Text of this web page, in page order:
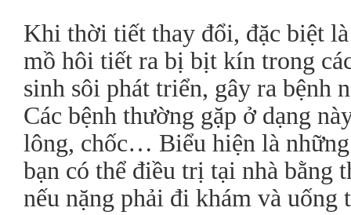
Khi thời tiết thay đổi, đặc biệt
mồ hôi tiết ra bị bịt kín trong
sinh sôi phát triển, gây ra bệnh
Các bệnh thường gặp ở dạng
lông, chốc… Biểu hiện là
bạn có thể điều trị tại nhà bằng
nếu nặng phải đi khám và uống